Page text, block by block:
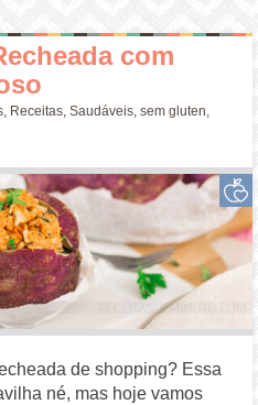
com
, Receitas,Saudáveis,sem gluten,
de shopping? Essa
né, mas hoje vamos